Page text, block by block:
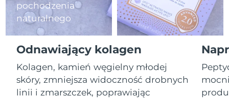
pochodzenia
naturalnego
Odnawiający kolagen
Kolagen, kamień węgielny młodej
skóry, zmniejsza widoczność drobnych
linii i zmarszczek, poprawiając
Izrael
Oczekiwany czas dostawy
8/15/26
Włochy
Oczekiwany czas dostawy
Japonia
Oczekiwany czas dostawy